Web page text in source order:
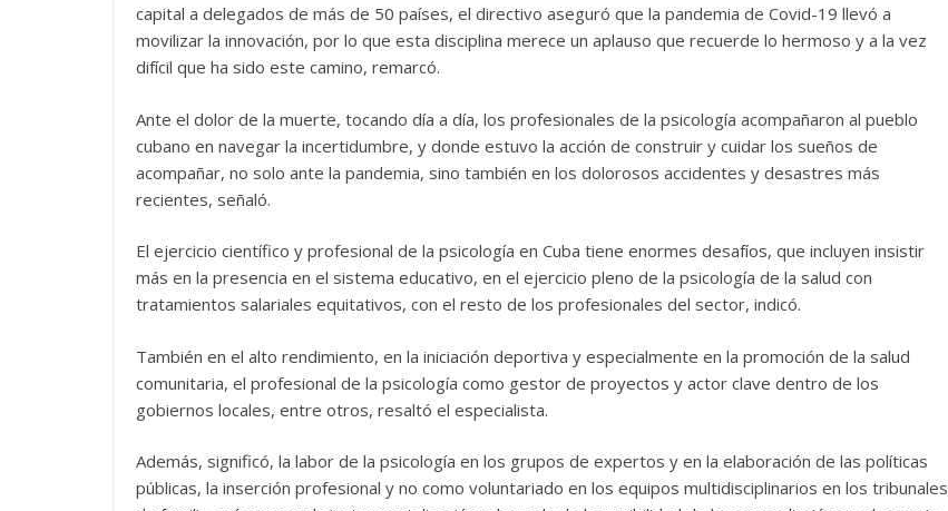
capital a delegados de más de 50 países, el directivo aseguró que la pandemia de Covid-19 llevó a
movilizar la innovación, por lo que esta disciplina merece un aplauso que recuerde lo hermoso y a la vez
difícil que ha sido este camino, remarcó.
Ante el dolor de la muerte, tocando día a día, los profesionales de la psicología acompañaron al pueblo
cubano en navegar la incertidumbre, y donde estuvo la acción de construir y cuidar los sueños de
acompañar, no solo ante la pandemia, sino también en los dolorosos accidentes y desastres más
recientes, señaló.
El ejercicio científico y profesional de la psicología en Cuba tiene enormes desafíos, que incluyen insistir
más en la presencia en el sistema educativo, en el ejercicio pleno de la psicología de la salud con
tratamientos salariales equitativos, con el resto de los profesionales del sector, indicó.
También en el alto rendimiento, en la iniciación deportiva y especialmente en la promoción de la salud
comunitaria, el profesional de la psicología como gestor de proyectos y actor clave dentro de los
gobiernos locales, entre otros, resaltó el especialista.
Además, significó, la labor de la psicología en los grupos de expertos y en la elaboración de las políticas
públicas, la inserción profesional y no como voluntariado en los equipos multidisciplinarios en los tribunales